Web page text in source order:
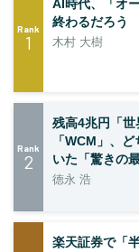
Rank
1
AI時代、「オ
終わるだろう
木村 大樹
Rank
2
残高4兆円「
「WCM」、
いた「驚きの
徳永 浩
楽天証券で「